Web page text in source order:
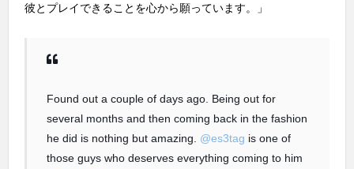
彼とプレイできることを心から願っています。」
Found out a couple of days ago. Being out for
several months and then coming back in the fashion
he did is nothing but amazing. @es3tag is one of
those guys who deserves everything coming to him